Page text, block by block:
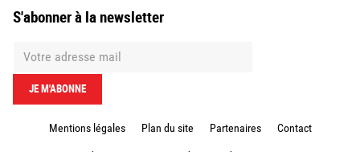
S'abonner à la newsletter
Mentions légales Plan du site Partenaires Contact